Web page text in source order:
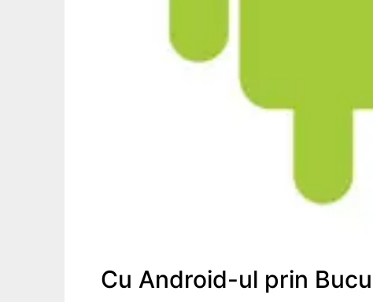
Cu Android-ul prin